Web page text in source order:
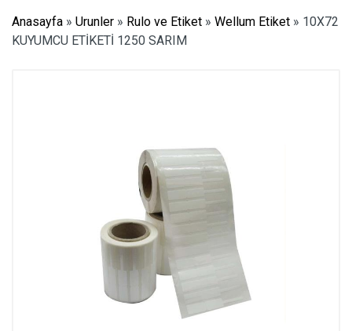
Anasayfa » Urunler » Rulo ve Etiket » Wellum Etiket » 10X72
KUYUMCU ETİKETİ 1250 SARIM